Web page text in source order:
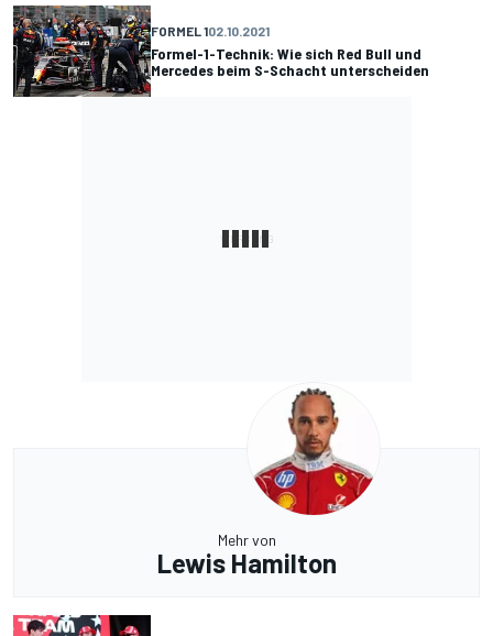
FORMEL 102.10.2021
Formel-1-Technik: Wie sich Red Bull und
Mercedes beim S-Schacht unterscheiden
Mehr von
Lewis Hamilton